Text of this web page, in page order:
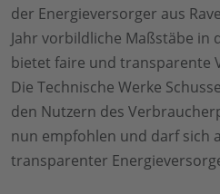
der Energieversorger aus
Jahr vorbildliche Maßstäbe in
bietet faire und transparente
Die Technische Werke
den Nutzern des
nun empfohlen und darf sich
transparenter